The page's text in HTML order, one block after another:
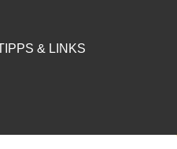
& LINKS